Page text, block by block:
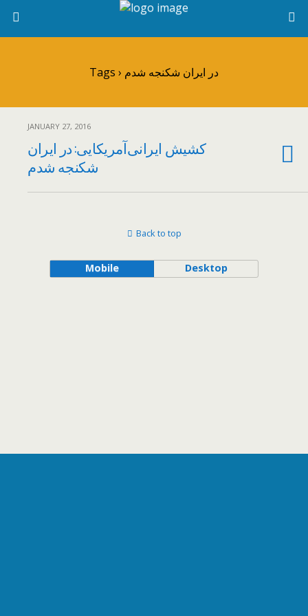
Tags › در ایران شکنجه شدم
JANUARY 27, 2016
کشیش ایرانی‌آمریکایی: در ایران
شکنجه شدم
Back to top
Mobile Desktop